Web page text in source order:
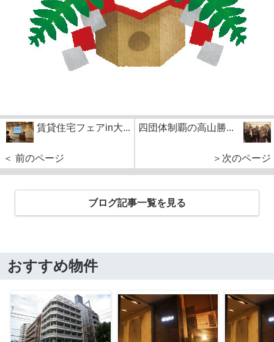
賃貸住宅フェアin大...
＜ 前のページ
四団体制覇の高山勝...
＞次のページ
ブログ記事一覧を見る
おすすめ物件